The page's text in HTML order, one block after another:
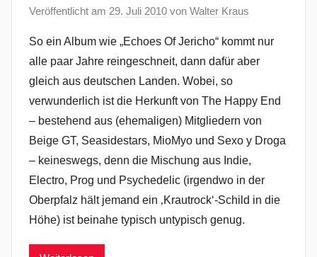
Veröffentlicht am 29. Juli 2010 von Walter Kraus
So ein Album wie „Echoes Of Jericho“ kommt nur
alle paar Jahre reingeschneit, dann dafür aber
gleich aus deutschen Landen. Wobei, so
verwunderlich ist die Herkunft von The Happy End
– bestehend aus (ehemaligen) Mitgliedern von
Beige GT, Seasidestars, MioMyo und Sexo y Droga
– keineswegs, denn die Mischung aus Indie,
Electro, Prog und Psychedelic (irgendwo in der
Oberpfalz hält jemand ein ‚Krautrock‘-Schild in die
Höhe) ist beinahe typisch untypisch genug.